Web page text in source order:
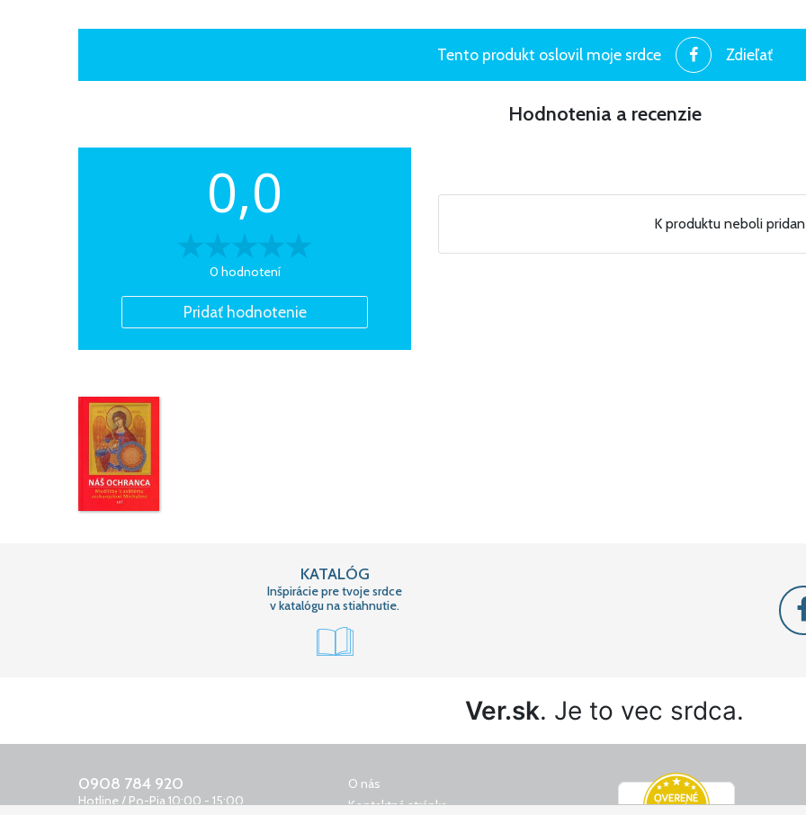
Tento produkt oslovil moje srdce Zdieľať
Hodnotenia a recenzie
0,0
0 hodnotení
K produktu neboli
KATALÓG
Inšpirácie pre tvoje srdce
v katalógu na stiahnutie.
Ver.sk. Je to vec srdca.
0908 784 920
Hotline / Po-Pia 10:00 - 15:00
O nás
Kontaktná stránka